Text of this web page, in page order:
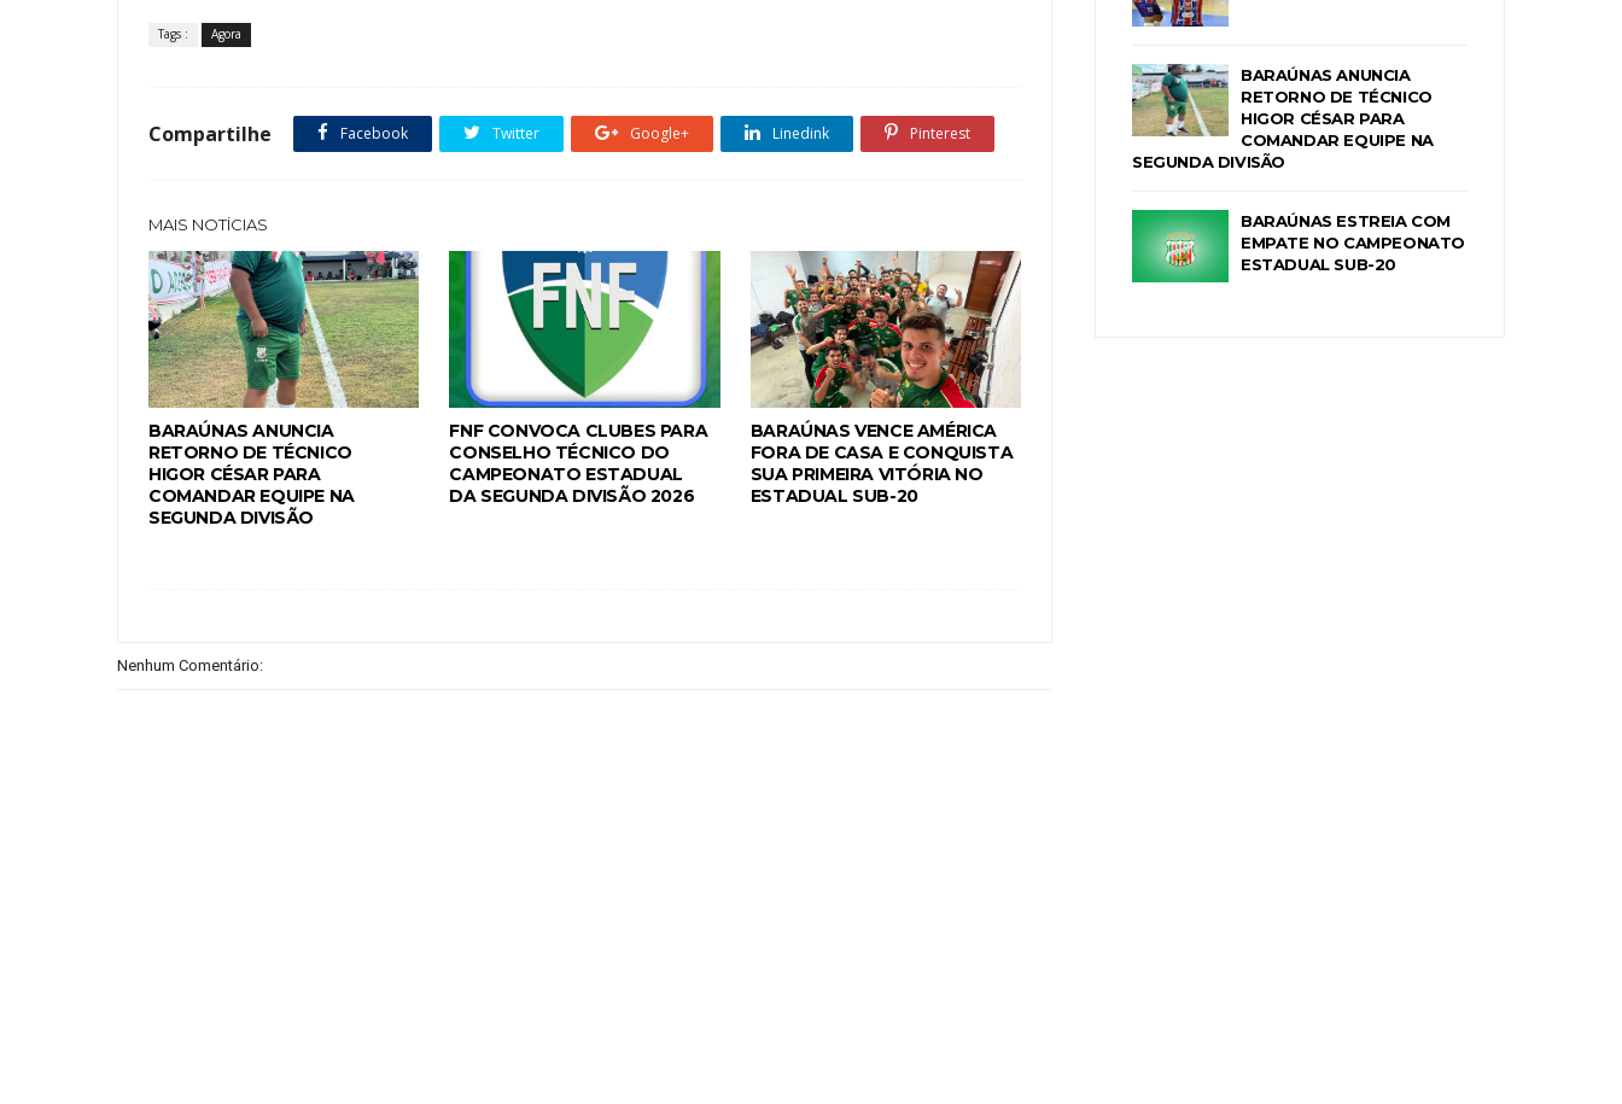
Tags : Agora
Compartilhe Facebook Twitter Google+ Linedink Pinterest
MAIS NOTÍCIAS
BARAÚNAS ANUNCIA
RETORNO DE TÉCNICO
HIGOR CÉSAR PARA
COMANDAR EQUIPE NA
SEGUNDA DIVISÃO
FNF CONVOCA CLUBES PARA
CONSELHO TÉCNICO DO
CAMPEONATO ESTADUAL
DA SEGUNDA DIVISÃO 2026
BARAÚNAS VENCE AMÉRICA
FORA DE CASA E CONQUISTA
SUA PRIMEIRA VITÓRIA NO
ESTADUAL SUB-20
Nenhum Comentário:
BARAÚNAS ANUNCIA
RETORNO DE TÉCNICO
HIGOR CÉSAR PARA
COMANDAR EQUIPE NA
SEGUNDA DIVISÃO
BARAÚNAS ESTREIA COM
EMPATE NO CAMPEONATO
ESTADUAL SUB-20